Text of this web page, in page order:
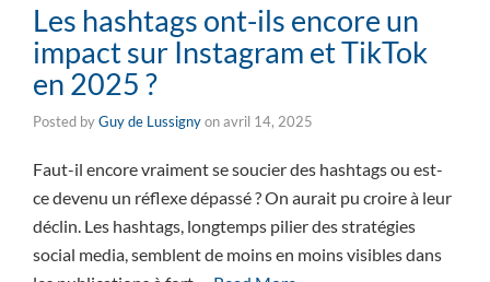
Les hashtags ont-ils encore un
impact sur Instagram et TikTok
en 2025 ?
Posted byGuy de Lussignyonavril 14, 2025
Faut-il encore vraiment se soucier des hashtags ou est-
ce devenu un réflexe dépassé ? On aurait pu croire à leur
déclin. Les hashtags, longtemps pilier des stratégies
social media, semblent de moins en moins visibles dans